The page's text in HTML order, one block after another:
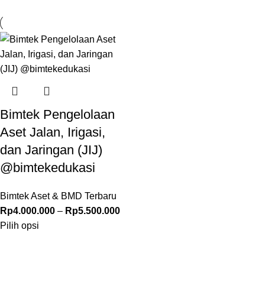
Bimtek Pengelolaan
Aset Jalan, Irigasi,
dan Jaringan (JIJ)
@bimtekedukasi
Bimtek Aset & BMD Terbaru
Rp4.000.000 – Rp5.500.000
Pilih opsi